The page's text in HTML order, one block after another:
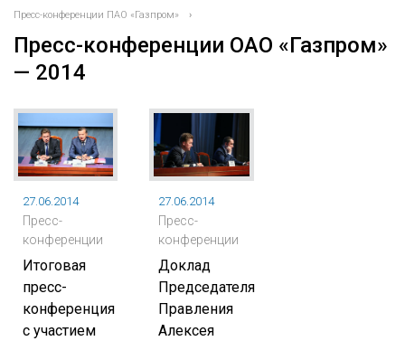
Пресс-конференции ПАО «Газпром» ›
Пресс-конференции ОАО «Газпром»
— 2014
27.06.2014
Пресс-
конференции
Итоговая
пресс-
конференция
с участием
27.06.2014
Пресс-
конференции
Доклад
Председателя
Правления
Алексея